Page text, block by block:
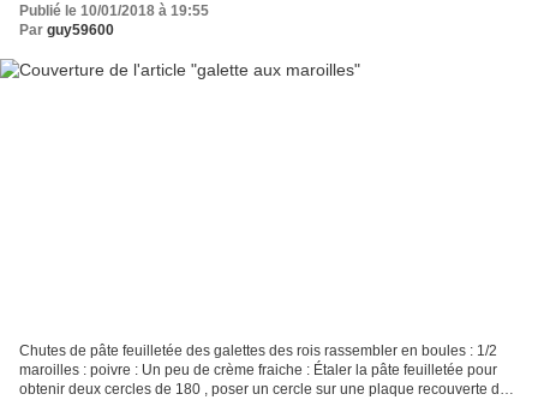
Publié le 10/01/2018 à 19:55
Par guy59600
Chutes de pâte feuilletée des galettes des rois rassembler en boules : 1/2
maroilles : poivre : Un peu de crème fraiche : Étaler la pâte feuilletée pour
obtenir deux cercles de 180 , poser un cercle sur une plaque recouverte de